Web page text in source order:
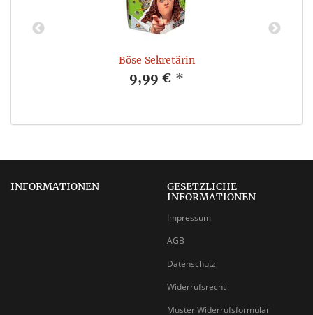
Böse Sekretärin
9,99 € *
INFORMATIONEN
GESETZLICHE
INFORMATIONEN
Impressum
AGB
Datenschutz
Widerrufsrecht
Muster Widerrufsformular